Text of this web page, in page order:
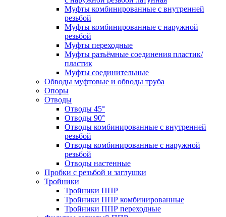
Муфты комбинированные с внутренней
резьбой
Муфты комбинированные с наружной
резьбой
Муфты переходные
Муфты разъёмные соединения пластик/
пластик
Муфты соединительные
Обводы муфтовые и обводы труба
Опоры
Отводы
Отводы 45°
Отводы 90°
Отводы комбинированные с внутренней
резьбой
Отводы комбинированные с наружной
резьбой
Отводы настенные
Пробки с резьбой и заглушки
Тройники
Тройники ППР
Тройники ППР комбинированные
Тройники ППР переходные